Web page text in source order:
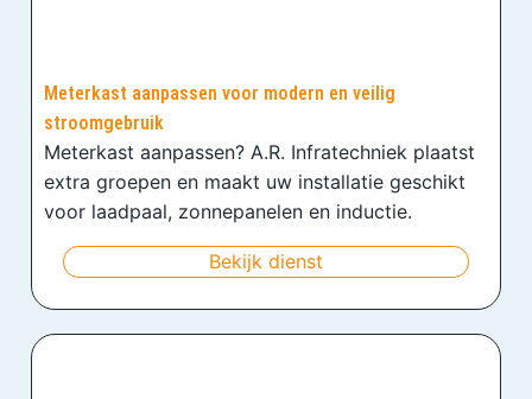
Meterkast aanpassen voor modern en veilig
stroomgebruik
Meterkast aanpassen? A.R. Infratechniek plaatst
extra groepen en maakt uw installatie geschikt
voor laadpaal, zonnepanelen en inductie.
Bekijk dienst